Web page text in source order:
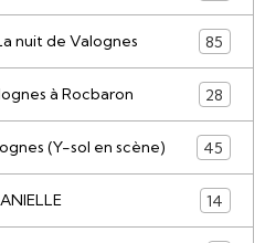
nuit de Valognes 85
à Rocbaron 28
(Y-sol en scène) 45
14